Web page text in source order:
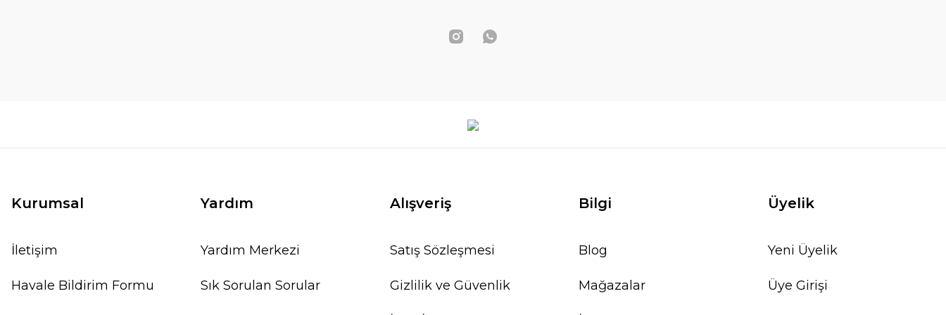
Kurumsal
İletişim
Havale Bildirim Formu
Yardım
Yardım Merkezi
Sık Sorulan Sorular
Alışveriş
Satış Sözleşmesi
Gizlilik ve Güvenlik
Bilgi
Blog
Mağazalar
Üyelik
Yeni Üyelik
Üye Girişi